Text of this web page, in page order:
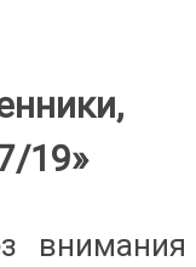
19»
внимания